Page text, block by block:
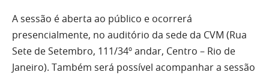
A sessão é aberta ao público e ocorrerá
presencialmente, no auditório da sede da CVM (Rua
Sete de Setembro, 111/34º andar, Centro – Rio de
Janeiro). Também será possível acompanhar a sessão